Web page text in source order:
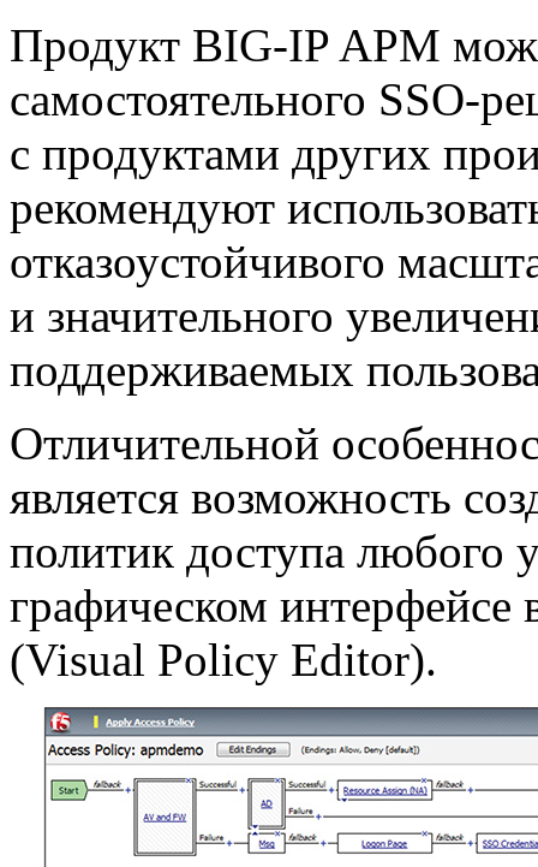
Продукт BIG-IP APM
самостоятельного SSO-
с продуктами других
рекомендуют
отказоустойчивого
и значительного
поддерживаемых
Отличительной
является возможность
политик доступа любого
графическом интерфейсе
(Visual Policy Editor).